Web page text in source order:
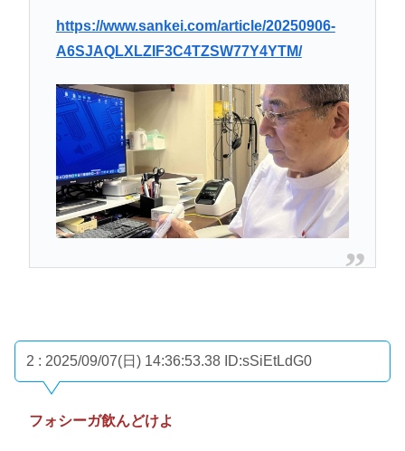
https://www.sankei.com/article/20250906-
A6SJAQLXLZIF3C4TZSW77Y4YTM/
2 : 2025/09/07(日) 14:36:53.38 ID:sSiEtLdG0
フォシーガ飲んどけよ